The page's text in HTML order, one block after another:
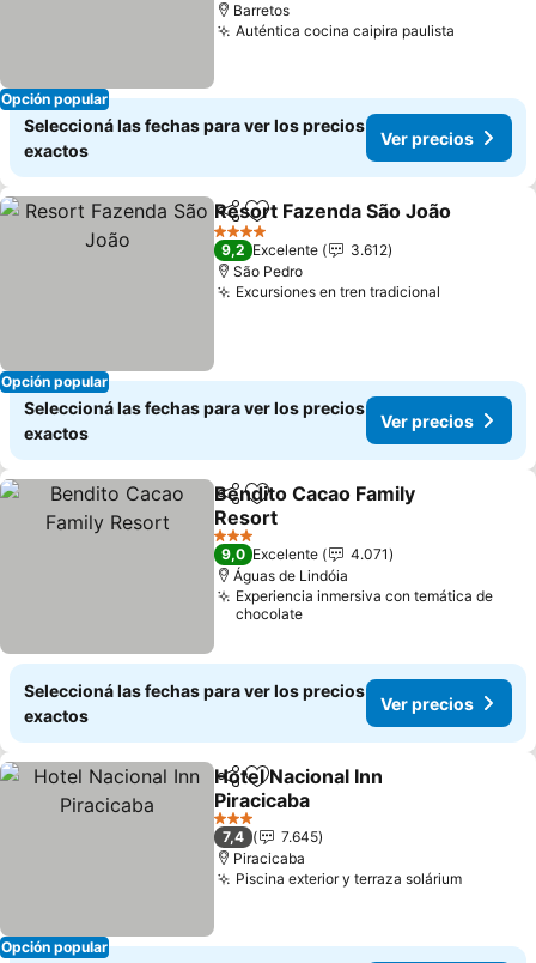
Opción popular
Barretos
Auténtica cocina caipira paulista
Seleccioná las fechas para ver los precios
exactos
Ver precios
Opción popular
CompartirAñadir a favoritos
Resort Fazenda São João
4 Estrellas
9,2 Excelente
3.612
São Pedro
Excursiones en tren tradicional
Seleccioná las fechas para ver los precios
exactos
Ver precios
CompartirAñadir a favoritos
Bendito Cacao Family
Resort
Ver precios
3 Estrellas
9,0 Excelente
4.071
Águas de Lindóia
Experiencia inmersiva con temática de
chocolate
Seleccioná las fechas para ver los precios
exactos
Ver precios
Opción popular
CompartirAñadir a favoritos
Hotel Nacional Inn
Piracicaba
Ver precios
3 Estrellas
7,4
7.645
Piracicaba
Piscina exterior y terraza soláriumVer